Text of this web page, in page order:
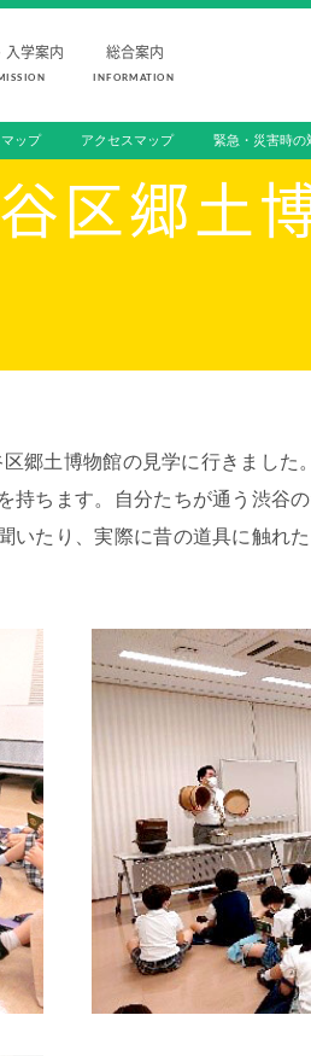
入学案内 総合案内
INFORMATION
PROSPECTIVE STUDENTS
介
の取り組み
学校説明
編入学試験
よくある
ップ アクセスマップ 緊急・災害時の
区郷土
郷土博物館の見学に行きました
ちます。自分たちが通う渋谷
たり、実際に昔の道具に触れ